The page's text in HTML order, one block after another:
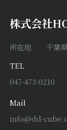
株式会社
所在地 千葉県
TEL
047-473-0210
Mail
info@dd-